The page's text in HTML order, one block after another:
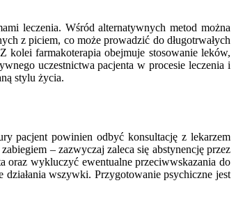
leczenia. Wśród alternatywnych metod można
z piciem, co może prowadzić do długotrwałych
farmakoterapia obejmuje stosowanie leków,
uczestnictwa pacjenta w procesie leczenia i
stylu życia.
pacjent powinien odbyć konsultację z lekarzem
– zazwyczaj zaleca się abstynencję przez
oraz wykluczyć ewentualne przeciwwskazania do
wszywki. Przygotowanie psychiczne jest